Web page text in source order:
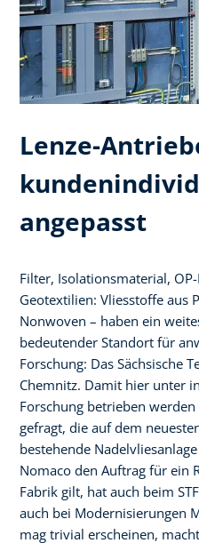
Lenze-
angepasst
Filter, Isolationsmaterial,
Geotextilien: Vliesstoffe aus
Nonwoven – haben ein
bedeutender Standort für
Forschung: Das Sächsische
Chemnitz. Damit hier unter
Forschung betrieben
gefragt, die auf dem
bestehende
Nomaco den Auftrag für ein
Fabrik gilt, hat auch beim
auch bei Modernisierungen
mag trivial erscheinen,